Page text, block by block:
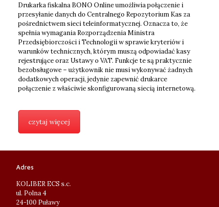
Drukarka fiskalna BONO Online umożliwia połączenie i
przesyłanie danych do Centralnego Repozytorium Kas za
pośrednictwem sieci teleinformatycznej. Oznacza to, że
spełnia wymagania Rozporządzenia Ministra
Przedsiębiorczości i Technologii w sprawie kryteriów i
warunków technicznych, którym muszą odpowiadać kasy
rejestrujące oraz Ustawy o VAT. Funkcje te są praktycznie
bezobsługowe – użytkownik nie musi wykonywać żadnych
dodatkowych operacji, jedynie zapewnić drukarce
połączenie z właściwie skonfigurowaną siecią internetową.
czytaj więcej
Adres
KOLIBER ECS s.c.
ul. Polna 4
24-100 Puławy